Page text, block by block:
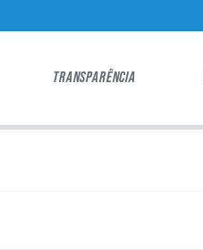
TRANSPARÊNCIA